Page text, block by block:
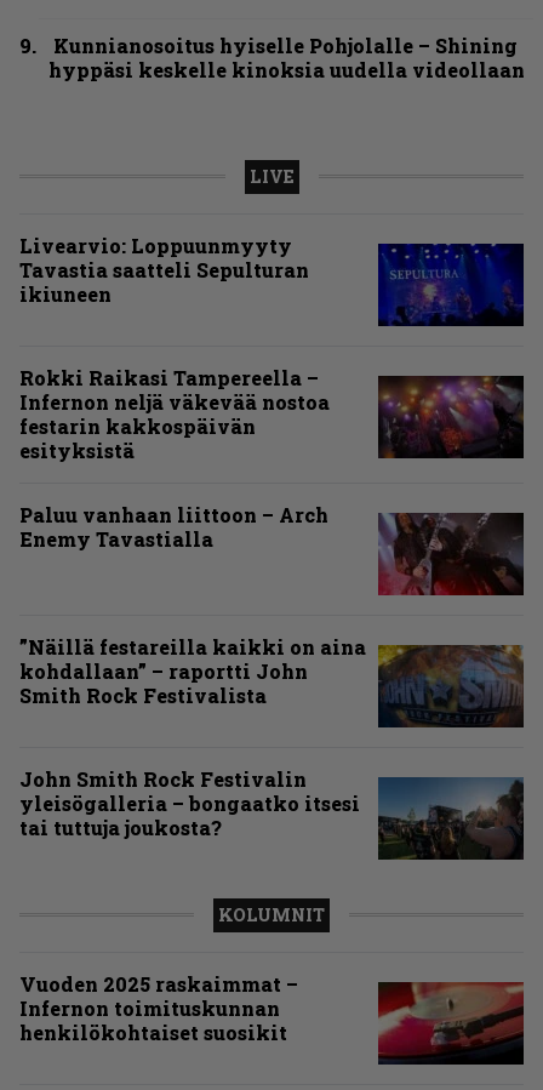
Kunnianosoitus hyiselle Pohjolalle – Shining
hyppäsi keskelle kinoksia uudella videollaan
LIVE
Livearvio: Loppuunmyyty
Tavastia saatteli Sepulturan
ikiuneen
Rokki Raikasi Tampereella –
Infernon neljä väkevää nostoa
festarin kakkospäivän
esityksistä
Paluu vanhaan liittoon – Arch
Enemy Tavastialla
”Näillä festareilla kaikki on aina
kohdallaan” – raportti John
Smith Rock Festivalista
John Smith Rock Festivalin
yleisögalleria – bongaatko itsesi
tai tuttuja joukosta?
KOLUMNIT
Vuoden 2025 raskaimmat –
Infernon toimituskunnan
henkilökohtaiset suosikit